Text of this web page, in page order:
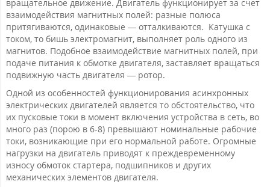
вращательное движение. Двигатель функционирует за счет
взаимодействия магнитных полей: разные полюса
притягиваются, одинаковые — отталкиваются. Катушка с
током, то бишь электромагнит, выполняет роль одного из
магнитов. Подобное взаимодействие магнитных полей, при
подаче питания к обмотке двигателя, заставляет вращаться
подвижную часть двигателя — ротор.
Одной из особенностей функционирования асинхронных
электрических двигателей является то обстоятельство, что
их пусковые токи в момент включения устройства в сеть, во
много раз (порою в 6-8) превышают номинальные рабочие
токи, возникающие при его нормальной работе. Огромные
нагрузки на двигатель приводят к преждевременному
износу обмоток стартера, подшипников и других
механических элементов двигателя.